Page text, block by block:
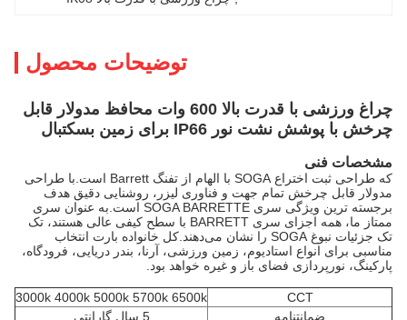
توضیحات محصول
چراغ ورزشی با قدرت بالا 600 وات محافظ مدولار قابل
چرخش با پوشش نشت نور IP66 برای زمین بسکتبال
مشخصات فنی
که طراحی ثبت اختراع SOGA با الهام از تفنگ Barrett است.با طراحی
مدولار قابل چرخش تمام جهت و فناوری لیزر، روشنایی دقیق هدف
برجسته ترین ویژگی سری SOGA BARRETTE است.به عنوان سری
ممتاز ما، همه اجزای سری BARRETT با سطح کیفی عالی هستند، تک
تک جزئیات نبوغ SOGA را نشان می‌دهند.کل خانواده بارت انتخاب
مناسبی برای انواع استادیوم، زمین ورزشی، آرنا، بندر دریایی، فرودگاه،
پارکینگ، نورپردازی فضای باز و غیره خواهد بود.
CCT
3000k 4000k 5000k 5700k 6500k
ضمانتنامه
5 سال گارانتی